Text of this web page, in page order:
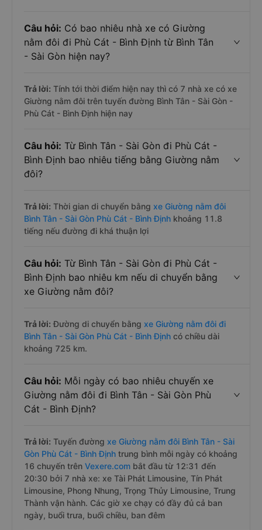
Câu hỏi: Có bao nhiêu nhà xe có Giường
nằm đôi đi Phù Cát - Bình Định từ Bình Tân
- Sài Gòn hiện nay?
Trả lời: Tính tới thời điểm hiện nay thì có 7 nhà xe có xe
Giường nằm đôi trên tuyến đường Bình Tân - Sài Gòn -
Phù Cát - Bình Định hiện nay
Câu hỏi: Từ Bình Tân - Sài Gòn đi Phù Cát -
Bình Định bao nhiêu tiếng bằng Giường nằm
đôi?
Trả lời: Thời gian di chuyển bằng xe Giường nằm đôi
Bình Tân - Sài Gòn Phù Cát - Bình Định khoảng 11.8
tiếng nếu đường đi khá thuận lợi
Câu hỏi: Từ Bình Tân - Sài Gòn đi Phù Cát -
Bình Định bao nhiêu km nếu di chuyển bằng
xe Giường nằm đôi?
Trả lời: Đường di chuyển bằng xe Giường nằm đôi đi
Bình Tân - Sài Gòn Phù Cát - Bình Định có chiều dài
khoảng 725 km.
Câu hỏi: Mỗi ngày có bao nhiêu chuyến xe
Giường nằm đôi đi Bình Tân - Sài Gòn Phù
Cát - Bình Định?
Trả lời: Tuyến đường xe Giường nằm đôi Bình Tân - Sài
Gòn Phù Cát - Bình Định trung bình mỗi ngày có khoảng
16 chuyến trên Vexere.com bắt đầu từ 12:31 đến
20:30 bởi 7 nhà xe: xe Tài Phát Limousine, Tín Phát
Limousine, Phong Nhung, Trọng Thủy Limousine, Trung
Thành vận hành. Các giờ xe chạy có đầy đủ cả ban
ngày, buổi trưa, buổi chiều, ban đêm